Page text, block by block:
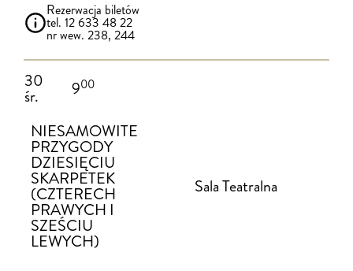
Rezerwacja biletów
tel. 12 633 48 22
nr wew. 238, 244
30
śr. 900
NIESAMOWITE
PRZYGODY
DZIESIĘCIU
SKARPETEK
(CZTERECH
PRAWYCH I
SZEŚCIU
LEWYCH)
Sala Teatralna